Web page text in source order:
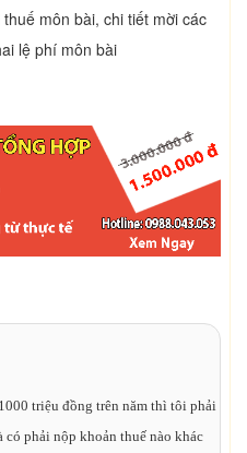
môn bài, chi tiết mời các
lệ phí môn bài
triệu đồng trên năm thì tôi phải
phải nộp khoản thuế nào khác